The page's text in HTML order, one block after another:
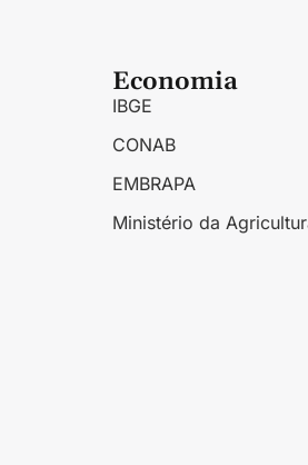
Economia
IBGE
CONAB
EMBRAPA
Ministério da